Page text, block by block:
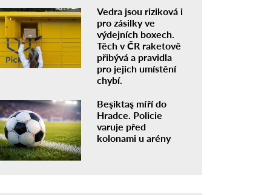
Vedra jsou riziková i
pro zásilky ve
výdejních boxech.
Těch v ČR raketově
přibývá a pravidla
pro jejich umístění
chybí.
Beşiktaş míří do
Hradce. Policie
varuje před
kolonami u arény